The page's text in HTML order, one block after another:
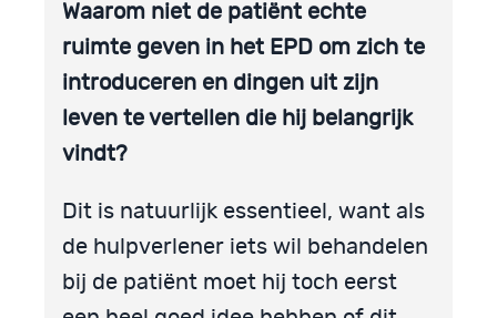
Waarom niet de patiënt echte
ruimte geven in het EPD om zich te
introduceren en dingen uit zijn
leven te vertellen die hij belangrijk
vindt?
Dit is natuurlijk essentieel, want als
de hulpverlener iets wil behandelen
bij de patiënt moet hij toch eerst